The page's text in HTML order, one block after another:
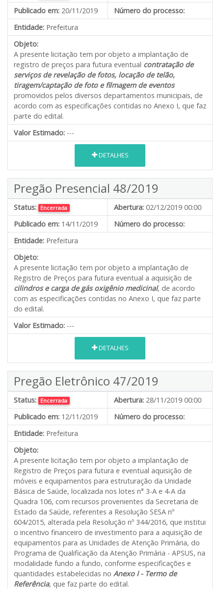
Publicado em: 20/11/2019
Número do processo:
Entidade: Prefeitura
Objeto:
A presente licitação tem por objeto a implantação de
registro de preços para futura eventual contratação de
serviços de revelação de fotos, locação de telão,
tiragem/captação de foto e filmagem de eventos
promovidos pelos diversos departamentos municipais, de
acordo com as especificações contidas no Anexo I, que faz
parte do edital.
Valor Estimado: ---
DETALHES
Pregão Presencial 48/2019
Status: Encerrada Abertura: 02/12/2019 00:00
Publicado em: 14/11/2019
Número do processo:
Entidade: Prefeitura
Objeto:
A presente licitação tem por objeto a implantação de
Registro de Preços para futura eventual a aquisição de
cilindros e carga de gás oxigênio medicinal, de acordo
com as especificações contidas no Anexo I, que faz parte
do edital.
Valor Estimado: ---
DETALHES
Pregão Eletrônico 47/2019
Status: Encerrada Abertura: 28/11/2019 00:00
Publicado em: 12/11/2019
Número do processo:
Entidade: Prefeitura
Objeto:
A presente licitação tem por objeto a implantação de
Registro de Preços para futura e eventual aquisição de
móveis e equipamentos para estruturação da Unidade
Básica de Saúde, localizada nos lotes n° 3-A e 4-A da
Quadra 106, com recursos provenientes da Secretaria de
Estado da Saúde, referentes a Resolução SESA nº
604/2015, alterada pela Resolução nº 344/2016, que institui
o incentivo financeiro de investimento para a aquisição de
equipamentos para as Unidades de Atenção Primária, do
Programa de Qualificação da Atenção Primária - APSUS, na
modalidade fundo a fundo, conforme especificações e
quantidades estabelecidas no Anexo I - Termo de
Referência, que faz parte do edital.